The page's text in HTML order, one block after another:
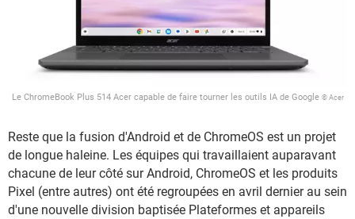
Le ChromeBook Plus 514 Acer capable de faire tourner les outils IA de Google © Acer
Reste que la fusion d'Android et de ChromeOS est un projet
de longue haleine. Les équipes qui travaillaient auparavant
chacune de leur côté sur Android, ChromeOS et les produits
Pixel (entre autres) ont été regroupées en avril dernier au sein
d'une nouvelle division baptisée Plateformes et appareils